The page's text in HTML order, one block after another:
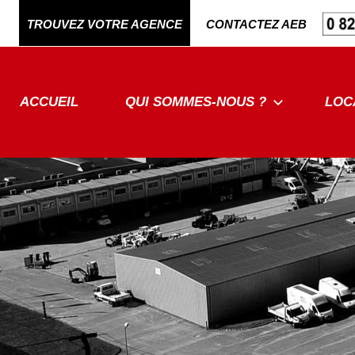
TROUVEZ VOTRE AGENCE CONTACTEZ AEB
ACCUEIL QUI SOMMES-NOUS ?